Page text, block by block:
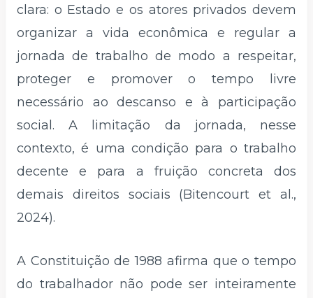
clara: o Estado e os atores privados devem
organizar a vida econômica e regular a
jornada de trabalho de modo a respeitar,
proteger e promover o tempo livre
necessário ao descanso e à participação
social. A limitação da jornada, nesse
contexto, é uma condição para o trabalho
decente e para a fruição concreta dos
demais direitos sociais (Bitencourt et al.,
2024).
A Constituição de 1988 afirma que o tempo
do trabalhador não pode ser inteiramente